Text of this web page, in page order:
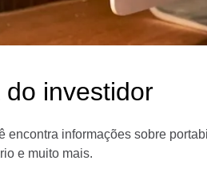
do investidor
encontra informações sobre
e muito mais.